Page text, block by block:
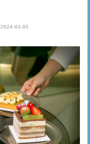
2024-03-05